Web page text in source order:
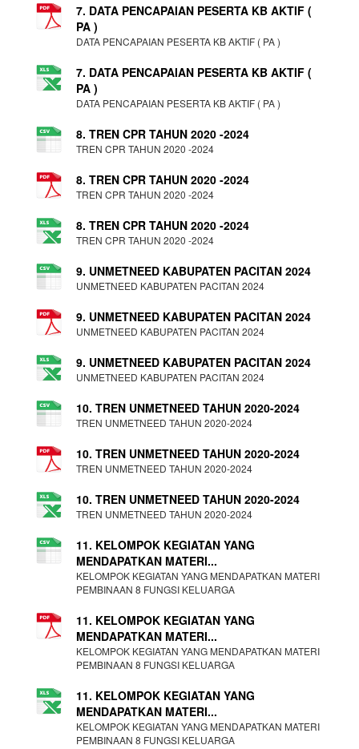
7. DATA PENCAPAIAN PESERTA KB AKTIF (
PA )
DATA PENCAPAIAN PESERTA KB AKTIF ( PA )
7. DATA PENCAPAIAN PESERTA KB AKTIF (
PA )
DATA PENCAPAIAN PESERTA KB AKTIF ( PA )
8. TREN CPR TAHUN 2020 -2024
TREN CPR TAHUN 2020 -2024
8. TREN CPR TAHUN 2020 -2024
TREN CPR TAHUN 2020 -2024
8. TREN CPR TAHUN 2020 -2024
TREN CPR TAHUN 2020 -2024
9. UNMETNEED KABUPATEN PACITAN 2024
UNMETNEED KABUPATEN PACITAN 2024
9. UNMETNEED KABUPATEN PACITAN 2024
UNMETNEED KABUPATEN PACITAN 2024
9. UNMETNEED KABUPATEN PACITAN 2024
UNMETNEED KABUPATEN PACITAN 2024
10. TREN UNMETNEED TAHUN 2020-2024
TREN UNMETNEED TAHUN 2020-2024
10. TREN UNMETNEED TAHUN 2020-2024
TREN UNMETNEED TAHUN 2020-2024
10. TREN UNMETNEED TAHUN 2020-2024
TREN UNMETNEED TAHUN 2020-2024
11. KELOMPOK KEGIATAN YANG
MENDAPATKAN MATERI...
KELOMPOK KEGIATAN YANG MENDAPATKAN MATERI
PEMBINAAN 8 FUNGSI KELUARGA
11. KELOMPOK KEGIATAN YANG
MENDAPATKAN MATERI...
KELOMPOK KEGIATAN YANG MENDAPATKAN MATERI
PEMBINAAN 8 FUNGSI KELUARGA
11. KELOMPOK KEGIATAN YANG
MENDAPATKAN MATERI...
KELOMPOK KEGIATAN YANG MENDAPATKAN MATERI
PEMBINAAN 8 FUNGSI KELUARGA